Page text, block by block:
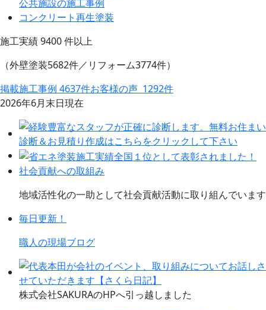
公共施設の施工事例
コンクリート再生塗装
施工実績9400件以上
（外壁塗装5682件／リフォーム3774件）
掲載施工事例 4637件お客様の声 1292件
2026年6月末日現在
社会貢献への取組み
地域活性化の一助として社会貢献活動に取り組んでいます
毎日更新！
職人の現場ブログ
株式会社SAKURAのHPへ引っ越しました